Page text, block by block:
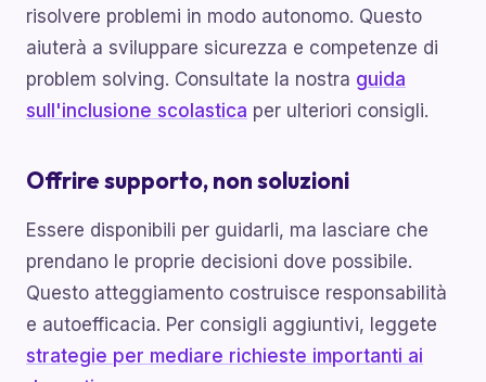
risolvere problemi in modo autonomo. Questo
aiuterà a sviluppare sicurezza e competenze di
problem solving. Consultate la nostra guida
sull'inclusione scolastica per ulteriori consigli.
Offrire supporto, non soluzioni
Essere disponibili per guidarli, ma lasciare che
prendano le proprie decisioni dove possibile.
Questo atteggiamento costruisce responsabilità
e autoefficacia. Per consigli aggiuntivi, leggete
strategie per mediare richieste importanti ai